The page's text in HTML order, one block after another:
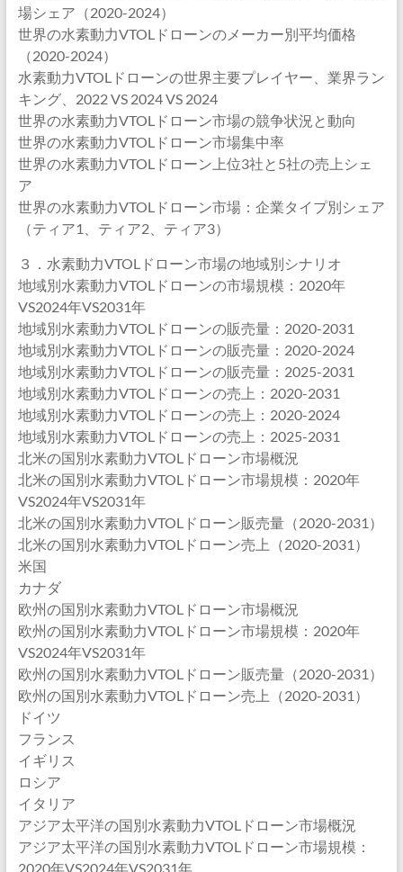
場シェア（2020-2024）
世界の水素動力VTOLドローンのメーカー別平均価格
（2020-2024）
水素動力VTOLドローンの世界主要プレイヤー、業界ラン
キング、2022 VS 2024 VS 2024
世界の水素動力VTOLドローン市場の競争状況と動向
世界の水素動力VTOLドローン市場集中率
世界の水素動力VTOLドローン上位3社と5社の売上シェ
ア
世界の水素動力VTOLドローン市場：企業タイプ別シェア
（ティア1、ティア2、ティア3）
３．水素動力VTOLドローン市場の地域別シナリオ
地域別水素動力VTOLドローンの市場規模：2020年
VS2024年VS2031年
地域別水素動力VTOLドローンの販売量：2020-2031
地域別水素動力VTOLドローンの販売量：2020-2024
地域別水素動力VTOLドローンの販売量：2025-2031
地域別水素動力VTOLドローンの売上：2020-2031
地域別水素動力VTOLドローンの売上：2020-2024
地域別水素動力VTOLドローンの売上：2025-2031
北米の国別水素動力VTOLドローン市場概況
北米の国別水素動力VTOLドローン市場規模：2020年
VS2024年VS2031年
北米の国別水素動力VTOLドローン販売量（2020-2031）
北米の国別水素動力VTOLドローン売上（2020-2031）
米国
カナダ
欧州の国別水素動力VTOLドローン市場概況
欧州の国別水素動力VTOLドローン市場規模：2020年
VS2024年VS2031年
欧州の国別水素動力VTOLドローン販売量（2020-2031）
欧州の国別水素動力VTOLドローン売上（2020-2031）
ドイツ
フランス
イギリス
ロシア
イタリア
アジア太平洋の国別水素動力VTOLドローン市場概況
アジア太平洋の国別水素動力VTOLドローン市場規模：
2020年VS2024年VS2031年